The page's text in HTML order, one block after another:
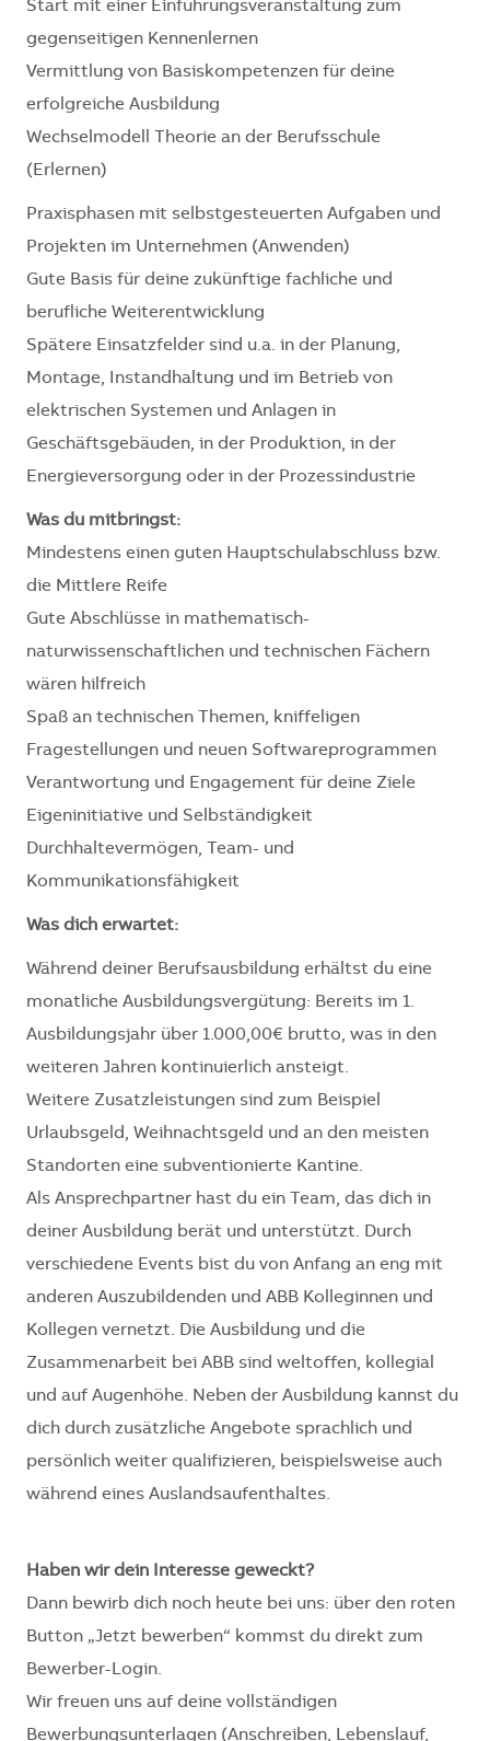
Start mit einer Einführungsveranstaltung zum
gegenseitigen Kennenlernen
Vermittlung von Basiskompetenzen für deine
erfolgreiche Ausbildung
Wechselmodell Theorie an der Berufsschule
(Erlernen)
Praxisphasen mit selbstgesteuerten Aufgaben und
Projekten im Unternehmen (Anwenden)
Gute Basis für deine zukünftige fachliche und
berufliche Weiterentwicklung
Spätere Einsatzfelder sind u.a. in der Planung,
Montage, Instandhaltung und im Betrieb von
elektrischen Systemen und Anlagen in
Geschäftsgebäuden, in der Produktion, in der
Energieversorgung oder in der Prozessindustrie
Was du mitbringst:
Mindestens einen guten Hauptschulabschluss bzw.
die Mittlere Reife
Gute Abschlüsse in mathematisch-
naturwissenschaftlichen und technischen Fächern
wären hilfreich
Spaß an technischen Themen, kniffeligen
Fragestellungen und neuen Softwareprogrammen
Verantwortung und Engagement für deine Ziele
Eigeninitiative und Selbständigkeit
Durchhaltevermögen, Team- und
Kommunikationsfähigkeit
Was dich erwartet:
Während deiner Berufsausbildung erhältst du eine
monatliche Ausbildungsvergütung: Bereits im 1.
Ausbildungsjahr über 1.000,00€ brutto, was in den
weiteren Jahren kontinuierlich ansteigt.
Weitere Zusatzleistungen sind zum Beispiel
Urlaubsgeld, Weihnachtsgeld und an den meisten
Standorten eine subventionierte Kantine.
Als Ansprechpartner hast du ein Team, das dich in
deiner Ausbildung berät und unterstützt. Durch
verschiedene Events bist du von Anfang an eng mit
anderen Auszubildenden und ABB Kolleginnen und
Kollegen vernetzt. Die Ausbildung und die
Zusammenarbeit bei ABB sind weltoffen, kollegial
und auf Augenhöhe. Neben der Ausbildung kannst du
dich durch zusätzliche Angebote sprachlich und
persönlich weiter qualifizieren, beispielsweise auch
während eines Auslandsaufenthaltes.
Haben wir dein Interesse geweckt?
Dann bewirb dich noch heute bei uns: über den roten
Button „Jetzt bewerben“ kommst du direkt zum
Bewerber-Login.
Wir freuen uns auf deine vollständigen
Bewerbungsunterlagen (Anschreiben, Lebenslauf,